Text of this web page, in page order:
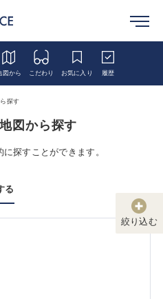
図から こだわり お気に入り 履歴
探す
図から探す
探すことができます。
る
絞り込む